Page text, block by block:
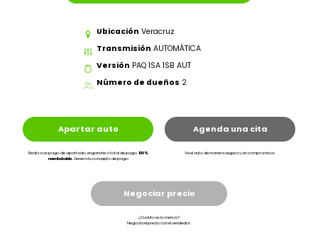
Ubicación Veracruz
Transmisión AUTOMÁTICA
Versión PAQ 1SA 1SB AUT
Número de dueños 2
Apartar auto
Realiza un pago de apartado, enganche o total de pago.100%
reembolsable.Genera tu concepto de pago
Agenda una cita
Ve el auto de manera segura y sin compromisos.
Negociar precio
¿Cuanto es lo menos?
Negocia el precio con el vendedor.